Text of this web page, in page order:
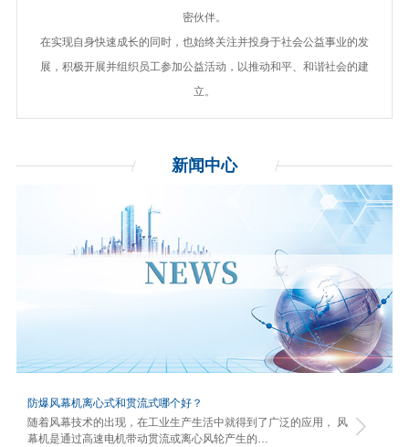
密伙伴。
在实现自身快速成长的同时，也始终关注并投身于社会公益事业的发
展，积极开展并组织员工参加公益活动，以推动和平、和谐社会的建
立。
新闻 中心
防爆风幕机离心式和贯流式哪个好？
随着风幕技术的出现，在工业生产生活中就得到了广泛的应用， 风
幕机是通过高速电机带动贯流或离心风轮产生的…